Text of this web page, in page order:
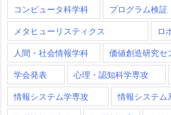
コンピュータ科学科 プログラム検証
メタヒューリスティクス ロ
人間・社会情報学科 価値創造研究セ
学会発表 心理・認知科学専攻
情報システム学専攻 情報システム